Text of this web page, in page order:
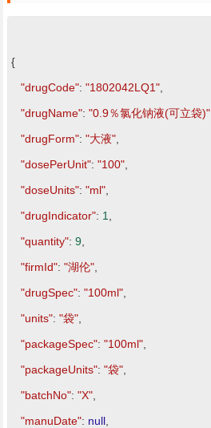
{
"drugCode": "1802042LQ1",
"drugName": "0.9％氯化钠液(可立袋)",
"drugForm": "大液",
"dosePerUnit": "100",
"doseUnits": "ml",
"drugIndicator": 1
"quantity": 9,
"firmId": "湖伦",
"drugSpec": "100ml",
"units": "袋",
"packageSpec": "100ml",
"packageUnits": "袋",
"batchNo": "X",
"manuDate": null,